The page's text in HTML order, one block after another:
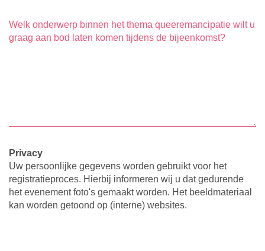
Welk onderwerp binnen het thema queeremancipatie wilt u
graag aan bod laten komen tijdens de bijeenkomst?
Privacy
Uw persoonlijke gegevens worden gebruikt voor het
registratieproces. Hierbij informeren wij u dat gedurende
het evenement foto's gemaakt worden. Het beeldmateriaal
kan worden getoond op (interne) websites.